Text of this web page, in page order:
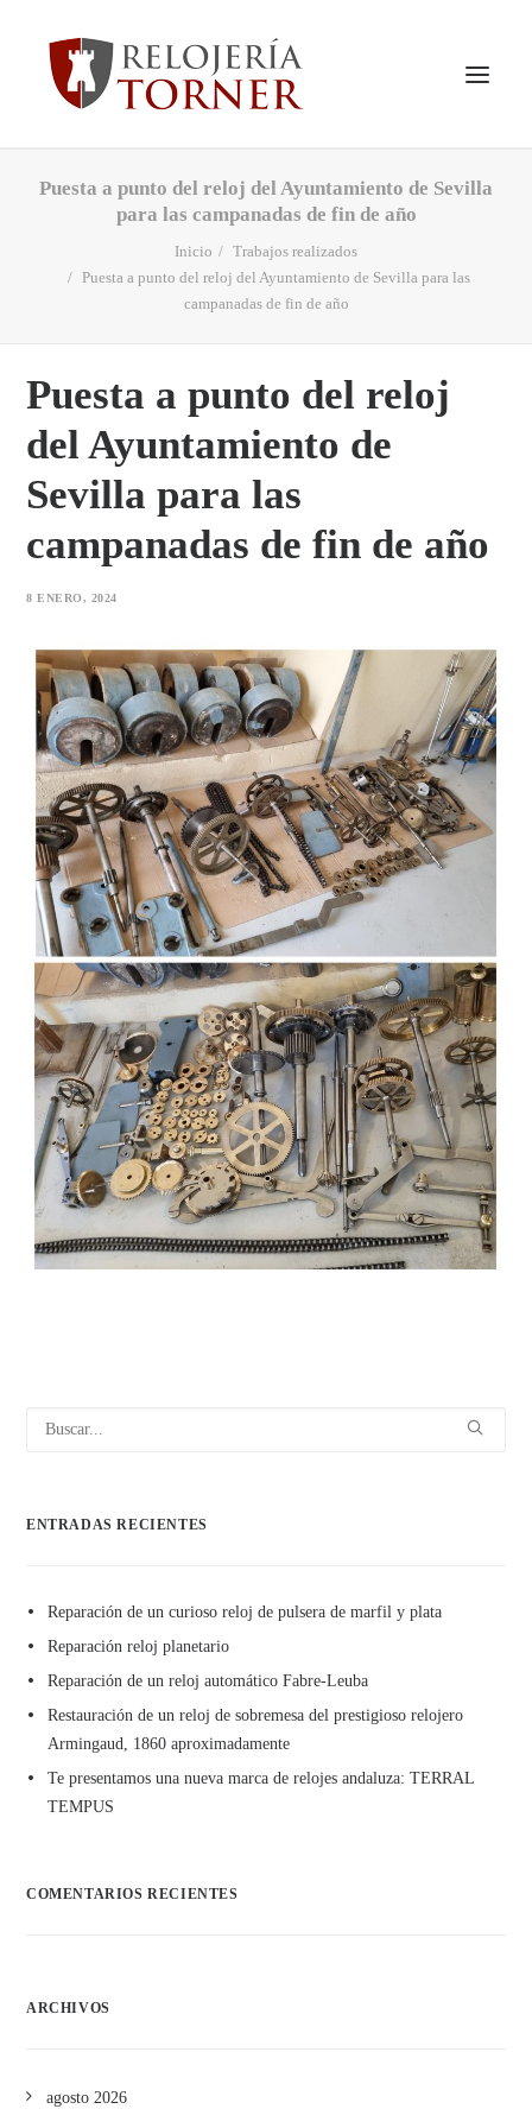
INICIO
VER TIENDA
TRABAJOS REALIZADOS
NOTICIAS
Puesta a punto del reloj del Ayuntamiento de Sevilla
para las campanadas de fin de año
Inicio
Trabajos realizados
Puesta a punto del reloj del Ayuntamiento de Sevilla para las
campanadas de fin de año
Puesta a punto del reloj
del Ayuntamiento de
Sevilla para las
campanadas de fin de año
8 ENERO, 2024
ENTRADAS RECIENTES
Reparación de un curioso reloj de pulsera de marfil y plata
Reparación reloj planetario
Reparación de un reloj automático Fabre-Leuba
Restauración de un reloj de sobremesa del prestigioso relojero
Armingaud, 1860 aproximadamente
Te presentamos una nueva marca de relojes andaluza: TERRAL
TEMPUS
COMENTARIOS RECIENTES
ARCHIVOS
agosto 2026